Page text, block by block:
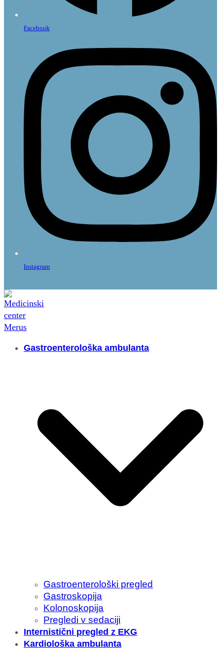
Facebook
Instagram
Gastroenterološka ambulanta
Gastroenterološki pregled
Gastroskopija
Kolonoskopija
Pregledi v sedaciji
Internistični pregled z EKG
Kardiološka ambulanta